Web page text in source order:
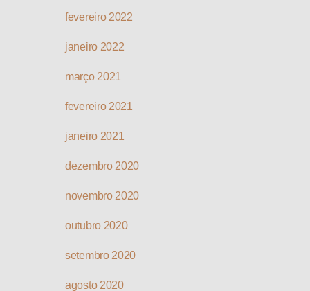
fevereiro 2022
janeiro 2022
março 2021
fevereiro 2021
janeiro 2021
dezembro 2020
novembro 2020
outubro 2020
setembro 2020
agosto 2020